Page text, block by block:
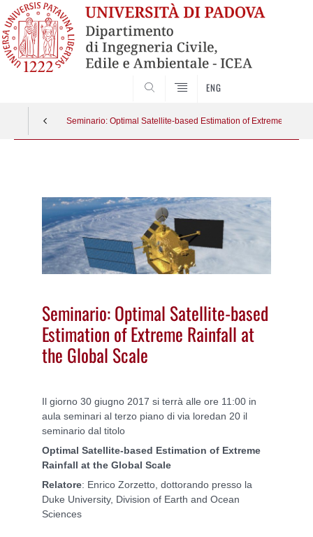
ENG
Seminario: Optimal Satellite-based Estimation of Extreme
Seminario: Optimal Satellite-based
Estimation of Extreme Rainfall at
the Global Scale
Il giorno 30 giugno 2017 si terrà alle ore 11:00 in
aula seminari al terzo piano di via loredan 20 il
seminario dal titolo
Optimal Satellite-based Estimation of Extreme
Rainfall at the Global Scale
Relatore: Enrico Zorzetto, dottorando presso la
Duke University, Division of Earth and Ocean
Sciences